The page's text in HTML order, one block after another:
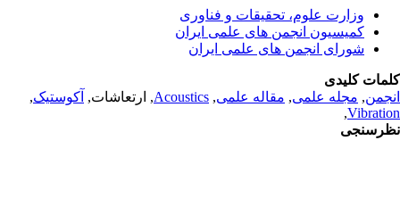
وزارت علوم، تحقیقات و فناوری
کمیسیون انجمن های علمی ایران
شورای انجمن های علمی ایران
کلیدی
,مجله علمی, مقاله علمی,
Acoustics, ارتعاشات,آکوستیک,
,